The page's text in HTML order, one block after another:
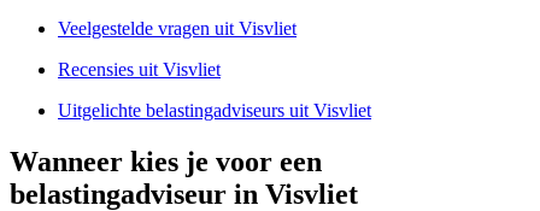
Veelgestelde vragen uit Visvliet
Recensies uit Visvliet
Uitgelichte belastingadviseurs uit Visvliet
Wanneer kies je voor een
belastingadviseur in Visvliet